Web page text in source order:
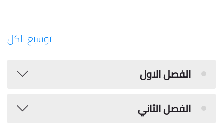
توسيع الكل
الفصل الاول
الفصل الثاني